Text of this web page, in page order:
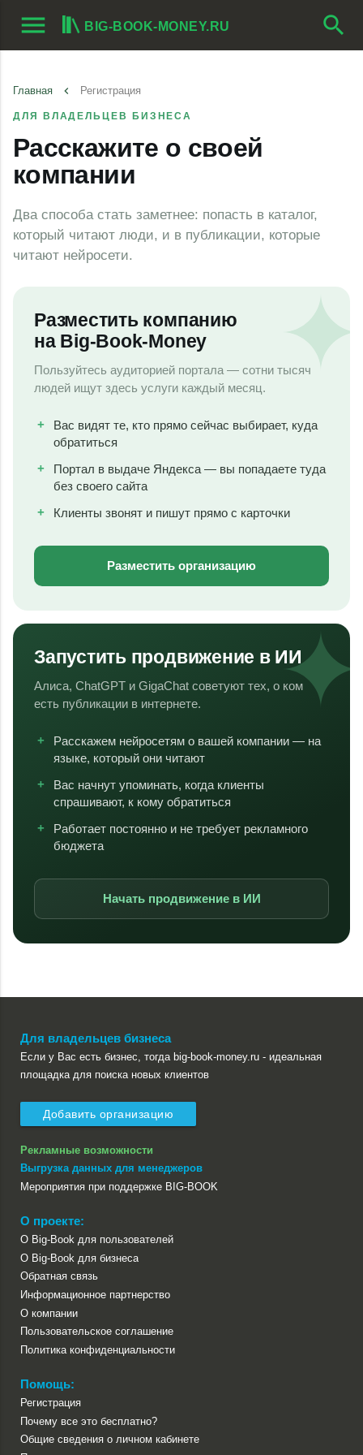
menu BIG-BOOK-MONEY.RU search
Главная keyboard_arrow_left Регистрация
ДЛЯ ВЛАДЕЛЬЦЕВ БИЗНЕСА
Расскажите о своей
компании
Два способа стать заметнее: попасть в каталог,
который читают люди, и в публикации, которые
читают нейросети.
Разместить компанию
на Big-Book-Money
Пользуйтесь аудиторией портала — сотни тысяч
людей ищут здесь услуги каждый месяц.
Вас видят те, кто прямо сейчас выбирает, куда
обратиться
Портал в выдаче Яндекса — вы попадаете туда
без своего сайта
Клиенты звонят и пишут прямо с карточки
Разместить организацию
Запустить продвижение в ИИ
Алиса, ChatGPT и GigaChat советуют тех, о ком
есть публикации в интернете.
Расскажем нейросетям о вашей компании — на
языке, который они читают
Вас начнут упоминать, когда клиенты
спрашивают, к кому обратиться
Работает постоянно и не требует рекламного
бюджета
Начать продвижение в ИИ
Для владельцев бизнеса
Если у Вас есть бизнес, тогда big-book-money.ru - идеальная
площадка для поиска новых клиентов
Добавить организацию
Рекламные возможности
Выгрузка данных для менеджеров
Мероприятия при поддержке BIG-BOOK
О проекте:
О Big-Book для пользователей
О Big-Book для бизнеса
Обратная связь
Информационное партнерство
О компании
Пользовательское соглашение
Политика конфиденциальности
Помощь:
Регистрация
Почему все это бесплатно?
Общие сведения о личном кабинете